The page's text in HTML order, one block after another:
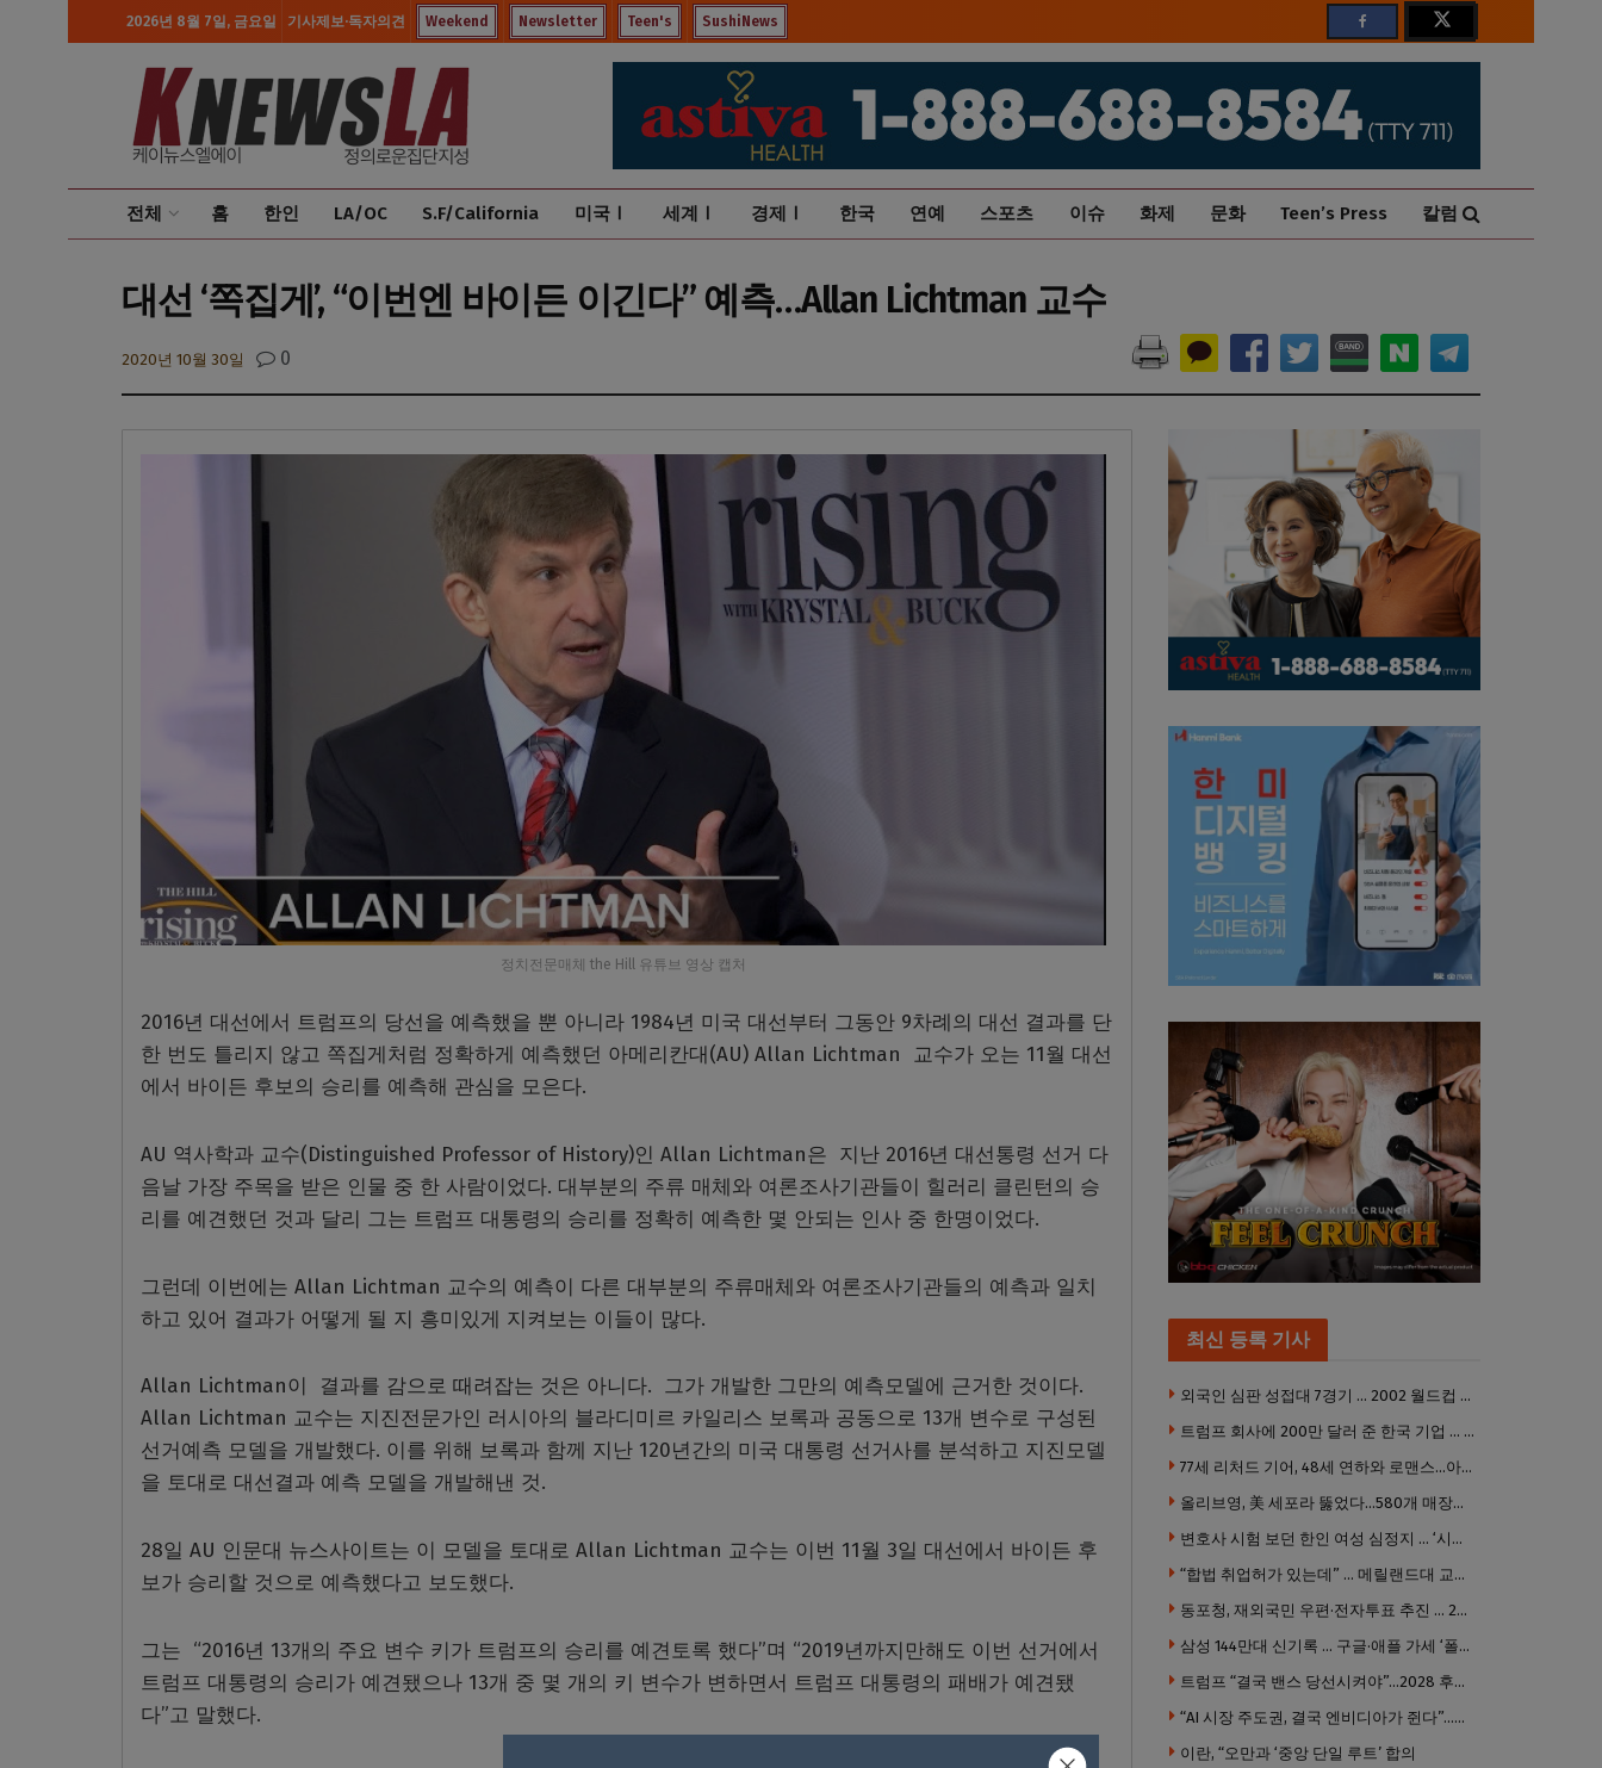
2026년 8월 7일, 금요일 기사제보·독자의견 Weekend Newsletter Teen's SushiNews
전체 홈 한인 LA/OC S.F/California 미국Ⅰ 세계Ⅰ 경제Ⅰ 한국 연예 스포츠 이슈 화제 문화 Teen’s Press 칼럼
대선 ‘쪽집게’, “이번엔 바이든 이긴다” 예측…Allan Lichtman 교수
2020년 10월 30일 0
정치전문매체 the Hill 유튜브 영상 캡처
2016년 대선에서 트럼프의 당선을 예측했을 뿐 아니라 1984년 미국 대선부터 그동안 9차례의 대선 결과를 단
한 번도 틀리지 않고 쪽집게처럼 정확하게 예측했던 아메리칸대(AU) Allan Lichtman 교수가 오는 11월 대선
에서 바이든 후보의 승리를 예측해 관심을 모은다.
AU 역사학과 교수(Distinguished Professor of History)인 Allan Lichtman은 지난 2016년 대선통령 선거 다
음날 가장 주목을 받은 인물 중 한 사람이었다. 대부분의 주류 매체와 여론조사기관들이 힐러리 클린턴의 승
리를 예견했던 것과 달리 그는 트럼프 대통령의 승리를 정확히 예측한 몇 안되는 인사 중 한명이었다.
그런데 이번에는 Allan Lichtman 교수의 예측이 다른 대부분의 주류매체와 여론조사기관들의 예측과 일치
하고 있어 결과가 어떻게 될 지 흥미있게 지켜보는 이들이 많다.
Allan Lichtman이 결과를 감으로 때려잡는 것은 아니다. 그가 개발한 그만의 예측모델에 근거한 것이다.
Allan Lichtman 교수는 지진전문가인 러시아의 블라디미르 카일리스 보록과 공동으로 13개 변수로 구성된
선거예측 모델을 개발했다. 이를 위해 보록과 함께 지난 120년간의 미국 대통령 선거사를 분석하고 지진모델
을 토대로 대선결과 예측 모델을 개발해낸 것.
28일 AU 인문대 뉴스사이트는 이 모델을 토대로 Allan Lichtman 교수는 이번 11월 3일 대선에서 바이든 후
보가 승리할 것으로 예측했다고 보도했다.
그는 “2016년 13개의 주요 변수 키가 트럼프의 승리를 예견토록 했다”며 “2019년까지만해도 이번 선거에서
트럼프 대통령의 승리가 예견됐으나 13개 중 몇 개의 키 변수가 변하면서 트럼프 대통령의 패배가 예견됐
다”고 말했다.
최신 등록 기사
외국인 심판 성접대 7경기 … 2002 월드컵 4강 신화도 흔들
트럼프 회사에 200만 달러 준 한국 기업 … 민주당 뇌물의혹 조사
77세 리처드 기어, 48세 연하와 로맨스…아들과 3살 차
올리브영, 美 세포라 뚫었다…580개 매장에 ‘K뷰티에딧’ 론칭
변호사 시험 보던 한인 여성 심정지 … ‘시험장측 대응 부적절’ 소송
“합법 취업허가 있는데” … 메릴랜드대 교수, 공항서 ICE에 체포, 구금 중
동포청, 재외국민 우편·전자투표 추진 … 2028년 도입 목표
삼성 144만대 신기록 … 구글·애플 가세 ‘폴더블 대전’ 열린다
트럼프 “결국 밴스 당선시켜야”…2028 후계 구도 힘 싣나
“AI 시장 주도권, 결국 엔비디아가 쥔다”…모건스탠리 장담
이란, “오만과 ‘중앙 단일 루트’ 합의